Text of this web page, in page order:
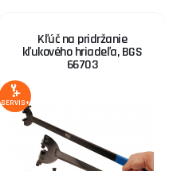
Kľúč na pridržanie
kľukového hriadeľa, BGS
66703
SERVIS+